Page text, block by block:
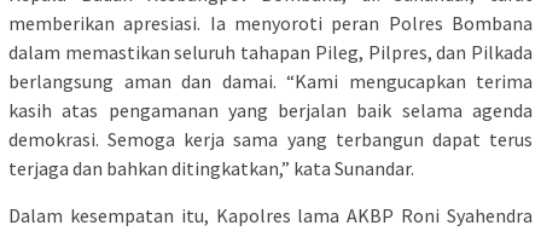
memberikan apresiasi. Ia menyoroti peran Polres Bombana
dalam memastikan seluruh tahapan Pileg, Pilpres, dan Pilkada
berlangsung aman dan damai. “Kami mengucapkan terima
kasih atas pengamanan yang berjalan baik selama agenda
demokrasi. Semoga kerja sama yang terbangun dapat terus
terjaga dan bahkan ditingkatkan,” kata Sunandar.
Dalam kesempatan itu, Kapolres lama AKBP Roni Syahendra